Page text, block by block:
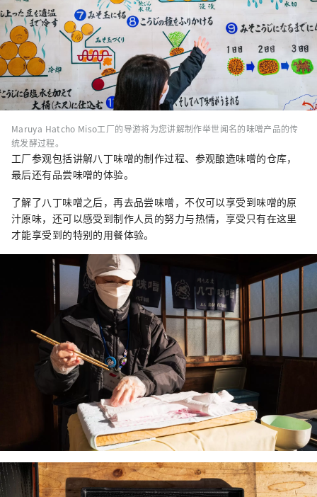
Maruya Hatcho Miso工厂的导游将为您讲解制作举世闻名的味噌产品的传
统发酵过程。
工厂参观包括讲解八丁味噌的制作过程、参观酿造味噌的仓库，
最后还有品尝味噌的体验。
了解了八丁味噌之后，再去品尝味噌，不仅可以享受到味噌的原
汁原味，还可以感受到制作人员的努力与热情，享受只有在这里
才能享受到的特别的用餐体验。